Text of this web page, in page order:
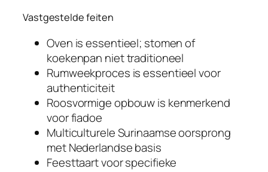
Vastgestelde feiten
Oven is essentieel; stomen of
koekenpan niet traditioneel
Rumweekproces is essentieel voor
authenticiteit
Roosvormige opbouw is kenmerkend
voor fiadoe
Multiculturele Surinaamse oorsprong
met Nederlandse basis
Feesttaart voor specifieke